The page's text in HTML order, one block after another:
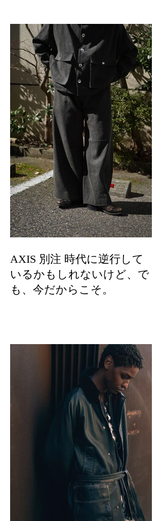
AXIS 別注 時代に逆行して
いるかもしれないけど、で
も、今だからこそ。